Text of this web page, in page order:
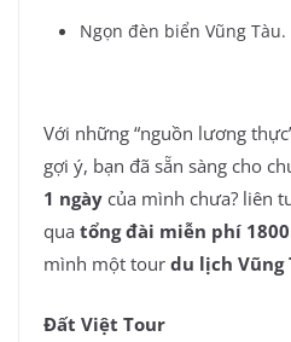
Ngọn đèn biển Vũng Tàu.
Với những “nguồn lương
gợi ý, bạn đã sẵn sàng cho
1 ngày của mình chưa? liên
qua tổng đài miễn phí 1800
mình một tour du lịch Vũng
Đất Việt Tour